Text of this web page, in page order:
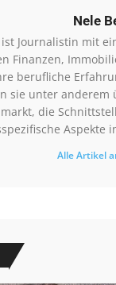
Nele
ist Journalistin mit
Finanzen,
berufliche
sie unter anderem
die
Aspekte
Alle Artikel